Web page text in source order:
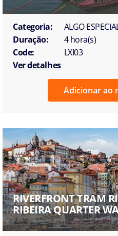
Categoria:
ALGO
Duração:
4 hora(s)
Code:
LXI03
Ver detalhes
Adicionar ao
RIVERFRONT TRAM
RIBEIRA QUARTER